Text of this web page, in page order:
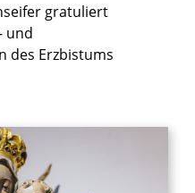
gratuliert
und
des Erzbistums